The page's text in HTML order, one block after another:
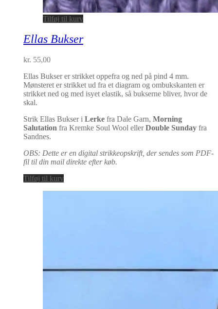
Tilføj til kurv
Ellas Bukser
kr. 55,00
Ellas Bukser er strikket oppefra og ned på pind 4 mm.
Mønsteret er strikket ud fra et diagram og ombukskanten er
strikket ned og med isyet elastik, så bukserne bliver, hvor de
skal.
Strik Ellas Bukser i Lerke fra Dale Garn, Morning
Salutation fra Kremke Soul Wool ellerDouble Sunday fra
Sandnes.
OBS: Dette er en digital strikkeopskrift, der sendes som PDF-
fil til din mail direkte efter køb.
Tilføj til kurv